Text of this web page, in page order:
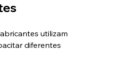
utilizam
diferentes